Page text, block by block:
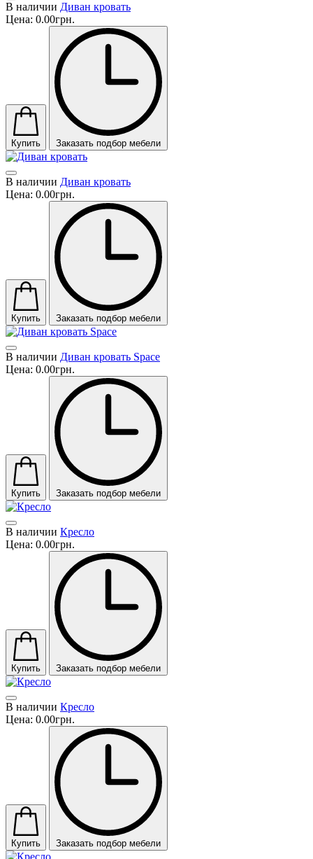
В наличии Диван кровать
Цена: 0.00грн.
Купить Заказать подбор мебели
В наличии Диван кровать
Цена: 0.00грн.
Купить Заказать подбор мебели
В наличии Диван кровать Space
Цена: 0.00грн.
Купить Заказать подбор мебели
В наличии Кресло
Цена: 0.00грн.
Купить Заказать подбор мебели
В наличии Кресло
Цена: 0.00грн.
Купить Заказать подбор мебели